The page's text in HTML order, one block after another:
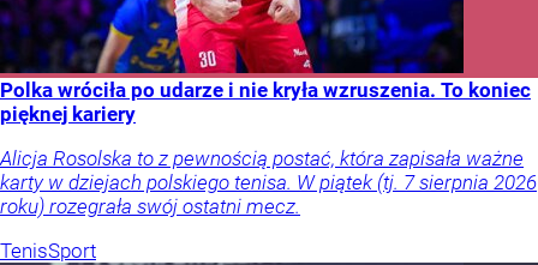
Polka wróciła po udarze i nie kryła wzruszenia. To koniec
pięknej kariery
Alicja Rosolska to z pewnością postać, która zapisała ważne
karty w dziejach polskiego tenisa. W piątek (tj. 7 sierpnia 2026
roku) rozegrała swój ostatni mecz.
TenisSport